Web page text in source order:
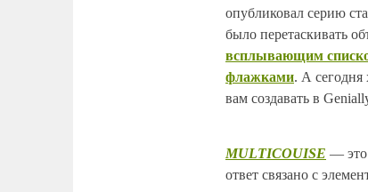
опубликовал серию
было перетаскивать
всплывающим
флажками. А сегодня
вам создавать в
MULTICOUISE — это
ответ связано с